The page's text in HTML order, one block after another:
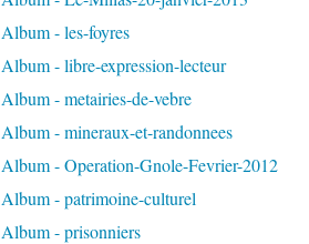
Album - les-foyres
Album - libre-expression-lecteur
Album - metairies-de-vebre
Album - mineraux-et-randonnees
Album - Operation-Gnole-Fevrier-2012
Album - patrimoine-culturel
Album - prisonniers